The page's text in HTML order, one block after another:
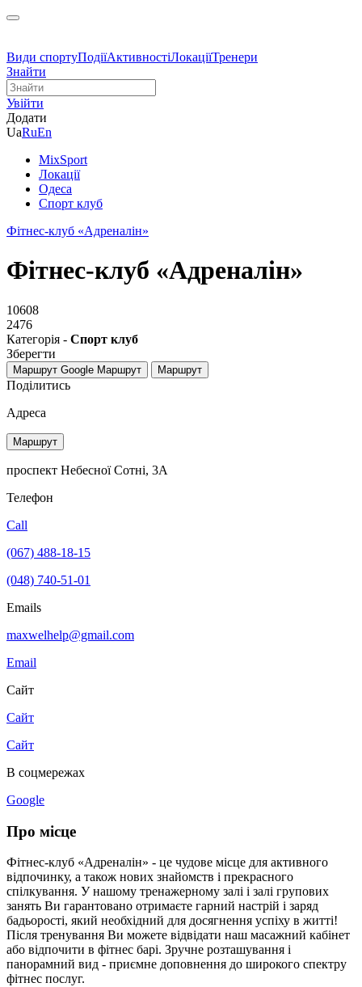
Види спортуПодіїАктивностіЛокаціїТренери
Знайти
Увійти
Додати
UaRuEn
MixSport
Локації
Одеса
Спорт клуб
Фітнес-клуб «Адреналін»
Фітнес-клуб «Адреналін»
10608
2476
Категорія - Спорт клуб
Зберегти
Маршрут Google Маршрут Маршрут
Поділитись
Адреса
Маршрут
проспект Небесної Сотні, 3А
Телефон
Call
(067) 488-18-15
(048) 740-51-01
Emails
maxwelhelp@gmail.com
Email
Сайт
Сайт
Сайт
В соцмережах
Google
Про місце
Фітнес-клуб «Адреналін» - це чудове місце для активного
відпочинку, а також нових знайомств і прекрасного
спілкування. У нашому тренажерному залі і залі групових
занять Ви гарантовано отримаєте гарний настрій і заряд
бадьорості, який необхідний для досягнення успіху в житті!
Після тренування Ви можете відвідати наш масажний кабінет
або відпочити в фітнес барі. Зручне розташування і
панорамний вид - приємне доповнення до широкого спектру
фітнес послуг.